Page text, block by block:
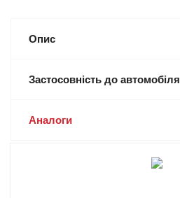
Опис
Застосовність до автомобіля
Аналоги